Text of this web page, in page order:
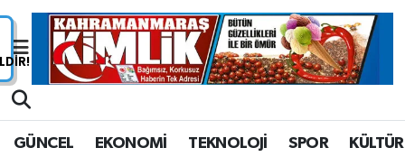
GÜNCEL EKONOMİ TEKNOLOJİ SPOR KÜLTÜR
Nöbetçi Eczaneler